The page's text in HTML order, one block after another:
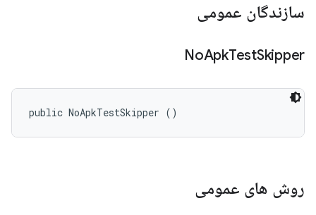
سازندگان عمومی
NoApkTestSkipper
public NoApkTestSkipper ()
روش های عمومی